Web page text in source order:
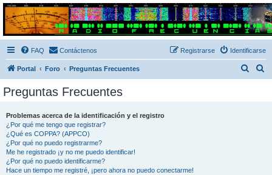
Radio Frecuencias
Foro de Radio Frecuencias
FAQ Contáctenos Identificarse
Registrarse
Portal Foro Preguntas Frecuentes
Preguntas Frecuentes
Problemas acerca de la identificación y el registro
¿Por qué me tengo que registrar?
¿Qué es COPPA? (APPCO)
¿Por qué no puedo registrarme?
Me he registrado ¡y no me puedo identificar!
¿Por qué no puedo identificarme?
Hace un tiempo me registré, ¡pero ahora no puedo conectarme!